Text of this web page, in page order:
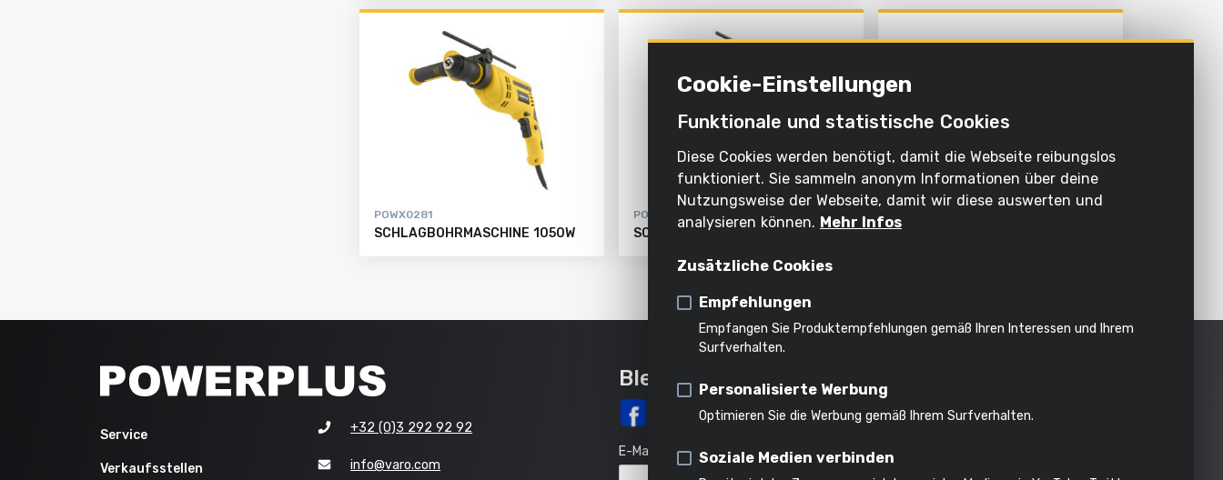
Verkaufsstellen
POWX0281
SCHLAGBOHRMASCHINE 1050W
POWX0271
SCHLAGBOHRMASCHINE 850W BOHRHAMMER 1050W + 6 ACC
Service
Verkaufsstellen
+32 (0)3 292 92 92
info@varo.com
Bleib auf dem Laufenden
E-Mail
Cookie-Einstellungen
Funktionale und statistische Cookies
Diese Cookies werden benötigt, damit die Webseite reibungslos
funktioniert. Sie sammeln anonym Informationen über deine
Nutzungsweise der Webseite, damit wir diese auswerten und
analysieren können. Mehr Infos
Zusätzliche Cookies
Empfehlungen
Empfangen Sie Produktempfehlungen gemäß Ihren Interessen und Ihrem
Surfverhalten.
Personalisierte Werbung
Optimieren Sie die Werbung gemäß Ihrem Surfverhalten.
Soziale Medien verbinden